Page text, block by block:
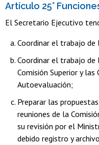
Artículo 25°
El Secretario Ejecutivo
Coordinar el trabajo
Coordinar el trabajo de
Comisión Superior y las
Autoevaluación;
Preparar las
reuniones de la
su revisión por el
debido registro y